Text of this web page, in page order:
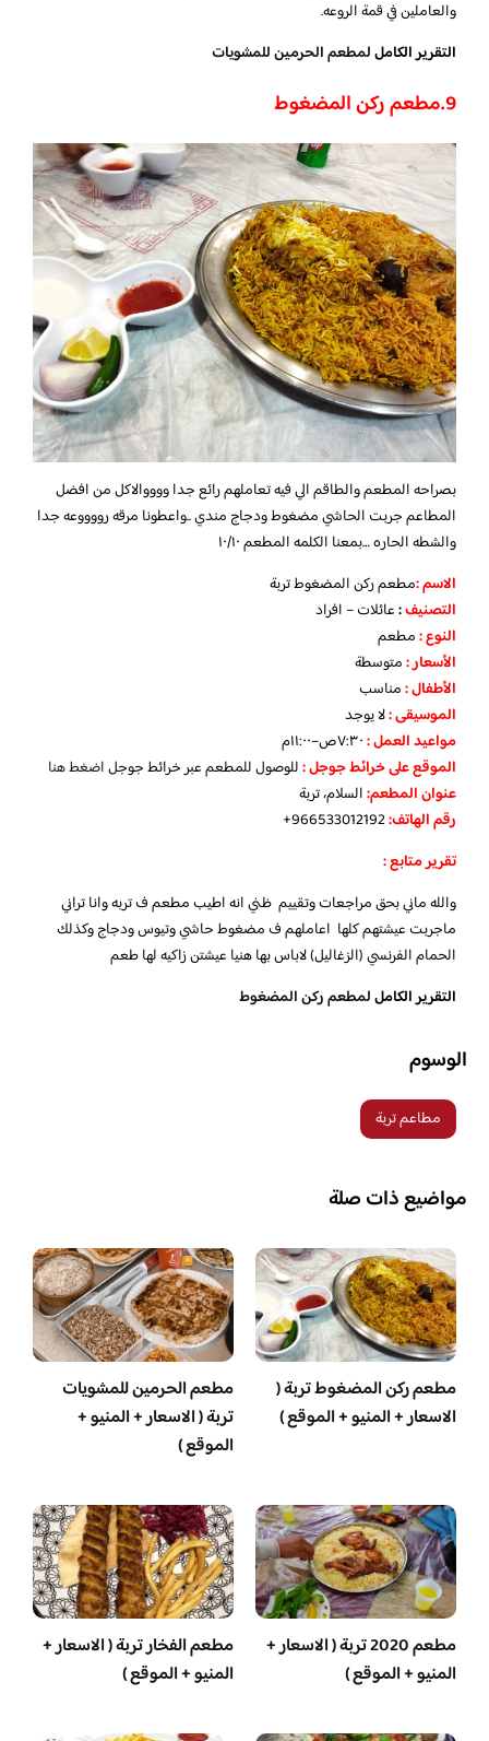
والعاملين في قمة الروعه.
التقرير الكامللمطعم الحرمين للمشويات
9.مطعم ركن المضغوط
بصراحه المطعم والطاقم الي فيه تعاملهم رائع جدا ووووالاكل من افضل
المطاعم جربت الحاشي مضغوط ودجاج مندي ..واعطونا مرقه رووووعه جدا
والشطه الحاره …بمعنا الكلمه المطعم ١٠/١٠
الاسم :مطعم ركن المضغوط تربة
التصنيف:عائلات – افراد
النوع :مطعم
الأسعار:متوسطة
الأطفال:مناسب
الموسيقى :لا يوجد
مواعيد العمل :٧:٣٠ص–١١:٠٠م
الموقع على خرائط جوجل:للوصول للمطعم عبر خرائط جوجلاضغط هنا
عنوان المطعم:السلام، تربة
رقم الهاتف:
تقرير متابع :
والله ماني بحق مراجعات وتقييم ظني انه اطيب مطعم ف تربه وانا تراني
ماجربت عيشتهم كلها اعاملهم ف مضغوط حاشي وتيوس ودجاج وكذلك
الحمام الفرنسي (الزغاليل) لاباس بها هنيا عيشتن زاكيه لها طعم
التقرير الكامللمطعم ركن المضغوط
الوسوم
مطاعم تربة
مواضيع ذات صلة
مطعم ركن المضغوط تربة (
الاسعار + المنيو + الموقع )
مطعم الحرمين للمشويات
تربة ( الاسعار + المنيو +
الموقع )
مطعم 2020 تربة ( الاسعار +
المنيو + الموقع )
مطعم الفخار تربة ( الاسعار +
المنيو + الموقع )